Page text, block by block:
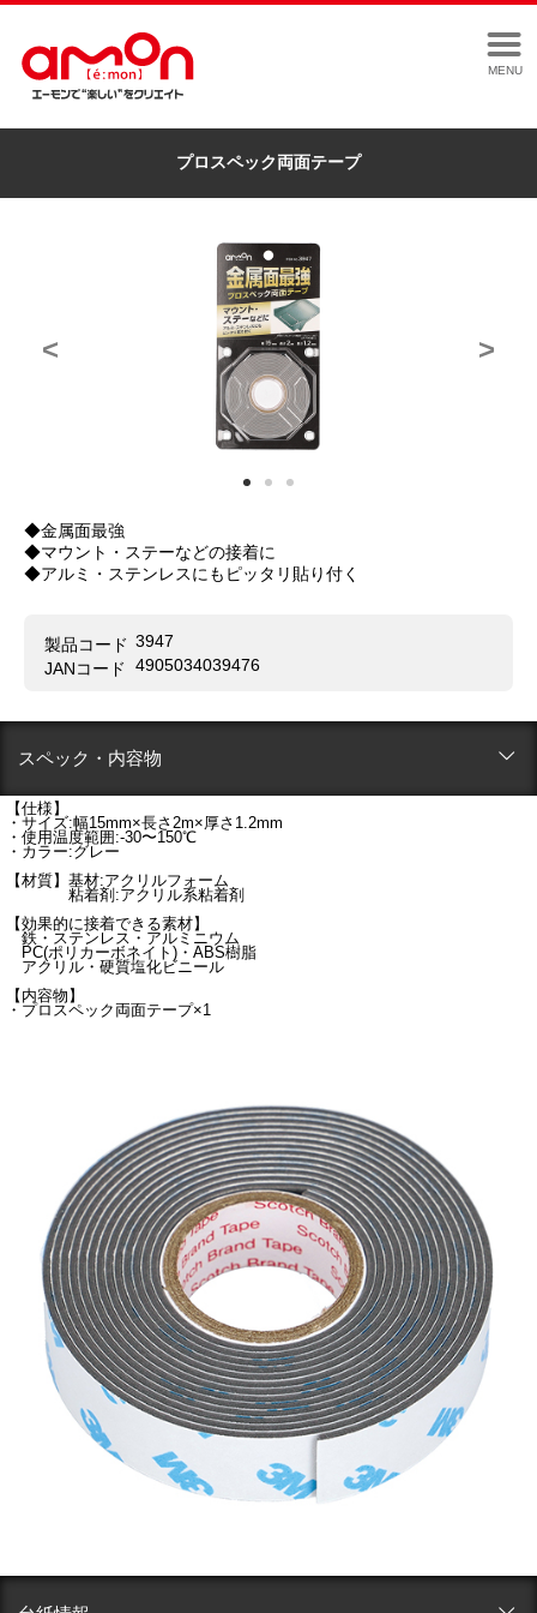
MENU
プロスペック両面テープ
< >
◆金属面最強
◆マウント・ステーなどの接着に
◆アルミ・ステンレスにもピッタリ貼り付く
製品コード 3947
JANコード
4905034039476
スペック・内容物
【仕様】
・サイズ:幅15mm×長さ2m×厚さ1.2mm
・使用温度範囲:-30〜150℃
・カラー:グレー
【材質】基材:アクリルフォーム
粘着剤:アクリル系粘着剤
【効果的に接着できる素材】
鉄・ステンレス・アルミニウム
PC(ポリカーボネイト)・ABS樹脂
アクリル・硬質塩化ビニール
【内容物】
・プロスペック両面テープ×1